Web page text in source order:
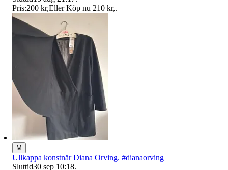
Pris:200 kr,Eller Köp nu 210 kr,.
M
Ullkappa konstnär Diana Orving. #dianaorving
Sluttid30 sep 10:18.